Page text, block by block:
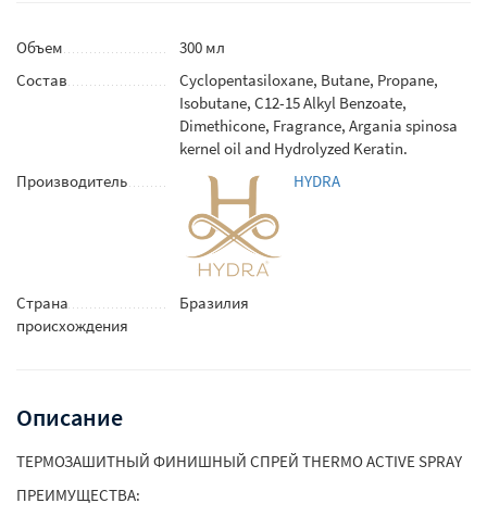
Объем
300 мл
Состав
Cyclopentasiloxane, Butane, Propane,
Isobutane, C12-15 Alkyl Benzoate,
Dimethicone, Fragrance, Argania spinosa
kernel oil and Hydrolyzed Keratin.
Производитель
HYDRA
Страна
происхождения
Бразилия
Описание
ТЕРМОЗАШИТНЫЙ ФИНИШНЫЙ СПРЕЙ THERMO ACTIVE SPRAY
ПРЕИМУЩЕСТВА: